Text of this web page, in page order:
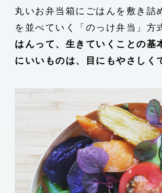
丸いお弁当箱にごはんを敷き詰
を並べていく「のっけ弁当」方
はんって、生きていくことの基
にいいものは、目にもやさしく